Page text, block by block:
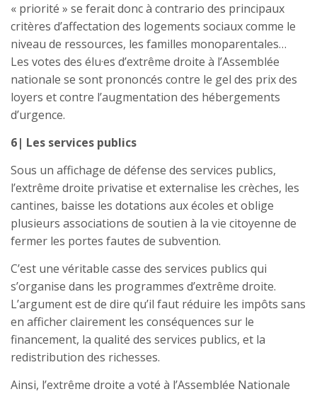
« priorité » se ferait donc à contrario des principaux
critères d’affectation des logements sociaux comme le
niveau de ressources, les familles monoparentales…
Les votes des élu·es d’extrême droite à l’Assemblée
nationale se sont prononcés contre le gel des prix des
loyers et contre l’augmentation des hébergements
d’urgence.
6| Les services publics
Sous un affichage de défense des services publics,
l’extrême droite privatise et externalise les crèches, les
cantines, baisse les dotations aux écoles et oblige
plusieurs associations de soutien à la vie citoyenne de
fermer les portes fautes de subvention.
C’est une véritable casse des services publics qui
s’organise dans les programmes d’extrême droite.
L’argument est de dire qu’il faut réduire les impôts sans
en afficher clairement les conséquences sur le
financement, la qualité des services publics, et la
redistribution des richesses.
Ainsi, l’extrême droite a voté à l’Assemblée Nationale